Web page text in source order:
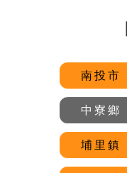
南投市
中寮鄉
埔里鎮